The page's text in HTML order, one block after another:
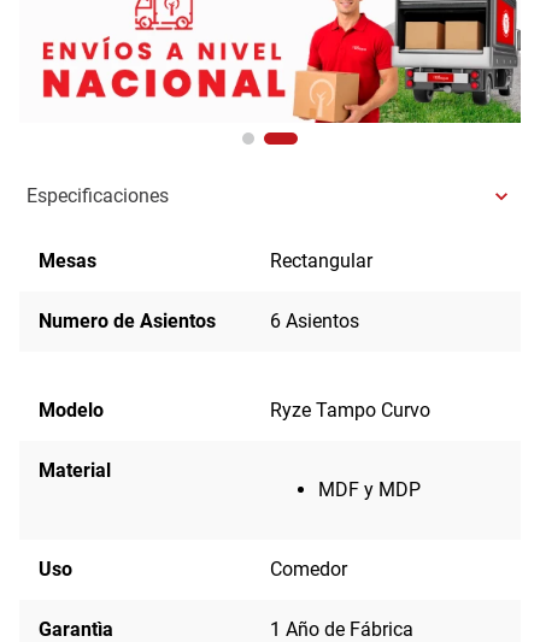
Especificaciones
Mesas Rectangular
Numero de Asientos 6 Asientos
Modelo Ryze Tampo Curvo
Material
MDF y MDP
Uso Comedor
Garantìa 1 Año de Fábrica